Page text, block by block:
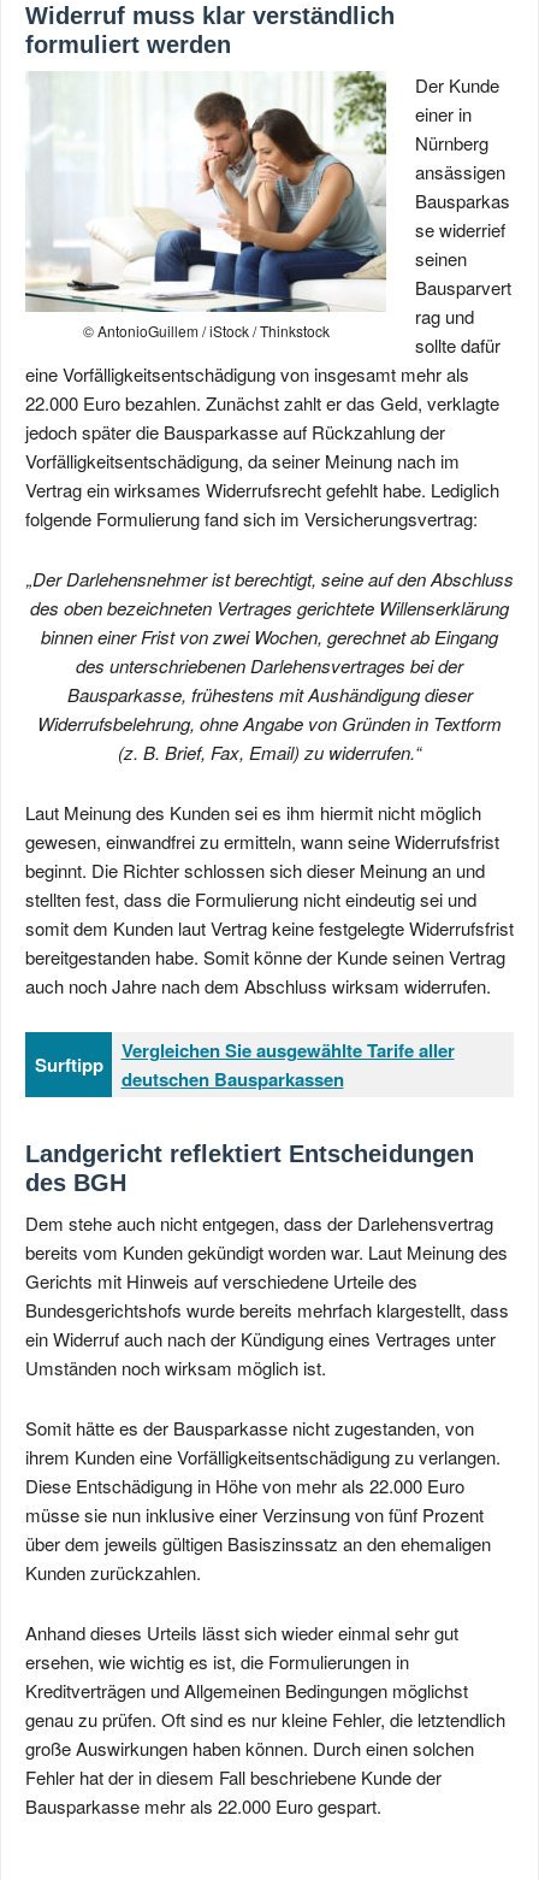
Widerruf muss klar verständlich
formuliert werden
© AntonioGuillem / iStock / Thinkstock
Der Kunde
einer in
Nürnberg
ansässigen
Bausparkas
se widerrief
seinen
Bausparvert
rag und
sollte dafür
eine Vorfälligkeitsentschädigung von insgesamt mehr als
22.000 Euro bezahlen. Zunächst zahlt er das Geld, verklagte
jedoch später die Bausparkasse auf Rückzahlung der
Vorfälligkeitsentschädigung, da seiner Meinung nach im
Vertrag ein wirksames Widerrufsrecht gefehlt habe. Lediglich
folgende Formulierung fand sich im Versicherungsvertrag:
„Der Darlehensnehmer ist berechtigt, seine auf den Abschluss
des oben bezeichneten Vertrages gerichtete Willenserklärung
binnen einer Frist von zwei Wochen, gerechnet ab Eingang
des unterschriebenen Darlehensvertrages bei der
Bausparkasse, frühestens mit Aushändigung dieser
Widerrufsbelehrung, ohne Angabe von Gründen in Textform
(z. B. Brief, Fax, Email) zu widerrufen.“
Laut Meinung des Kunden sei es ihm hiermit nicht möglich
gewesen, einwandfrei zu ermitteln, wann seine Widerrufsfrist
beginnt. Die Richter schlossen sich dieser Meinung an und
stellten fest, dass die Formulierung nicht eindeutig sei und
somit dem Kunden laut Vertrag keine festgelegte Widerrufsfrist
bereitgestanden habe. Somit könne der Kunde seinen Vertrag
auch noch Jahre nach dem Abschluss wirksam widerrufen.
Surftipp
Vergleichen Sie ausgewählte Tarife aller
deutschen Bausparkassen
Landgericht reflektiert Entscheidungen
des BGH
Dem stehe auch nicht entgegen, dass der Darlehensvertrag
bereits vom Kunden gekündigt worden war. Laut Meinung des
Gerichts mit Hinweis auf verschiedene Urteile des
Bundesgerichtshofs wurde bereits mehrfach klargestellt, dass
ein Widerruf auch nach der Kündigung eines Vertrages unter
Umständen noch wirksam möglich ist.
Somit hätte es der Bausparkasse nicht zugestanden, von
ihrem Kunden eine Vorfälligkeitsentschädigung zu verlangen.
Diese Entschädigung in Höhe von mehr als 22.000 Euro
müsse sie nun inklusive einer Verzinsung von fünf Prozent
über dem jeweils gültigen Basiszinssatz an den ehemaligen
Kunden zurückzahlen.
Anhand dieses Urteils lässt sich wieder einmal sehr gut
ersehen, wie wichtig es ist, die Formulierungen in
Kreditverträgen und Allgemeinen Bedingungen möglichst
genau zu prüfen. Oft sind es nur kleine Fehler, die letztendlich
große Auswirkungen haben können. Durch einen solchen
Fehler hat der in diesem Fall beschriebene Kunde der
Bausparkasse mehr als 22.000 Euro gespart.